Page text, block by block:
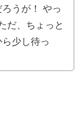
うが！ やっ
だ、ちょっと
少し待っ